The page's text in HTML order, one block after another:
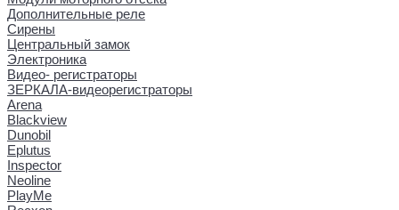
Дополнительные реле
Сирены
Центральный замок
Электроника
Видео- регистраторы
ЗЕРКАЛА-видеорегистраторы
Arena
Blackview
Dunobil
Eplutus
Inspector
Neoline
PlayMe